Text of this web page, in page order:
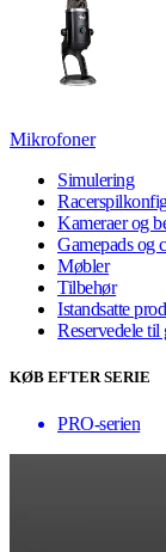
Mikrofoner
Simulering
Kameraer og
Gamepads og
Møbler
Tilbehør
Istandsatte
Reservedele til
KØB EFTER SERIE
PRO-serien